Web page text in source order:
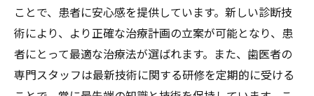
ことで、患者に安心感を提供しています。新しい診断技
術により、より正確な治療計画の立案が可能となり、患
者にとって最適な治療法が選ばれます。また、歯医者の
専門スタッフは最新技術に関する研修を定期的に受ける